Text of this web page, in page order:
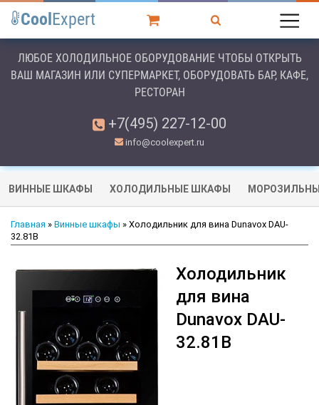
Cool Expert
ЛЮБОЕ ХОЛОДИЛЬНОЕ ОБОРУДОВАНИЕ ЧТОБЫ ОТКРЫТЬ
ВАШ МАГАЗИН ИЛИ СУПЕРМАРКЕТ, ОБОРУДОВАТЬ БАР, КАФЕ,
РЕСТОРАН
+7(495) 227-12-00
info@coolexpert.ru
ВИННЫЕ ШКАФЫ ХОЛОДИЛЬНЫЕ ШКАФЫ
Главная » Винные шкафы » Холодильник для вина Dunavox DAU-
32.81B
Холодильник
для вина
Dunavox DAU-
32.81B